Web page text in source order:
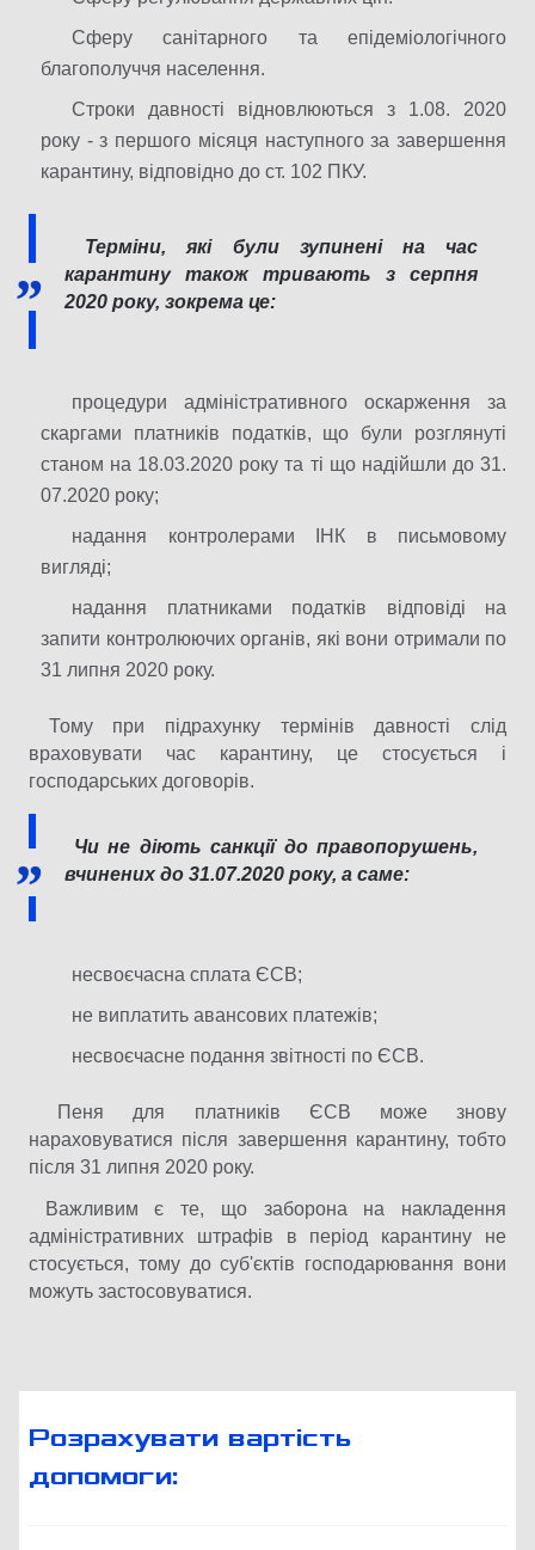
Сферу санітарного та епідеміологічного
благополуччя населення.
Строки давності відновлюються з 1.08. 2020
року - з першого місяця наступного за завершення
карантину, відповідно до ст. 102 ПКУ.
Терміни, які були зупинені на час
карантину також тривають з серпня
2020 року, зокрема це:
процедури адміністративного оскарження за
скаргами платників податків, що були розглянуті
станом на 18.03.2020 року та ті що надійшли до 31.
07.2020 року;
надання контролерами ІНК в письмовому
вигляді;
надання платниками податків відповіді на
запити контролюючих органів, які вони отримали по
31 липня 2020 року.
Тому при підрахунку термінів давності слід
враховувати час карантину, це стосується і
господарських договорів.
Чи не діють санкції до правопорушень,
вчинених до 31.07.2020 року, а саме:
несвоєчасна сплата ЄСВ;
не виплатить авансових платежів;
несвоєчасне подання звітності по ЄСВ.
Пеня для платників ЄСВ може знову
нараховуватися після завершення карантину, тобто
після 31 липня 2020 року.
Важливим є те, що заборона на накладення
адміністративних штрафів в період карантину не
стосується, тому до суб'єктів господарювання вони
можуть застосовуватися.
Розрахувати вартість
допомоги: